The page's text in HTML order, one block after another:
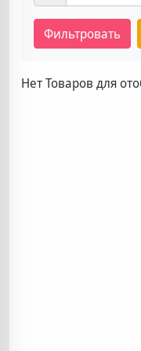
Фильтровать
Нет Товаров для